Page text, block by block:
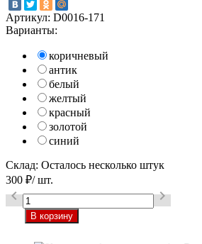
Артикул: D0016-171
Варианты:
коричневый
антик
белый
желтый
красный
золотой
синий
Склад: Осталось несколько штук
300 ₽/ шт.
 